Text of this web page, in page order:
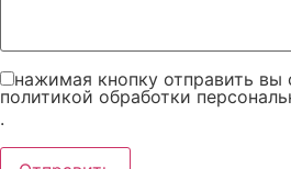
нажимая кнопку отправить вы
политикой обработки
.